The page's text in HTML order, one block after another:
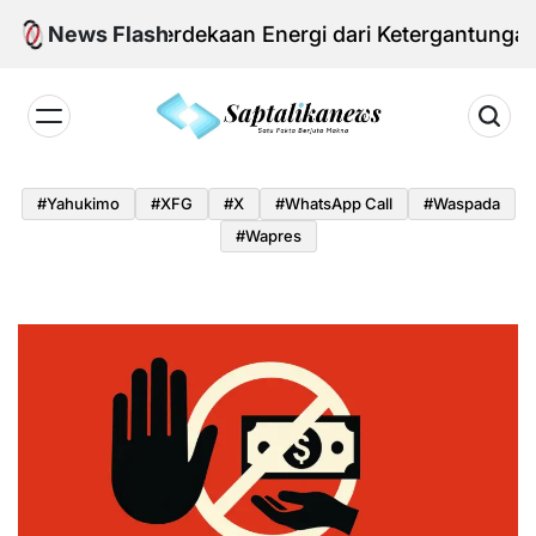
Skip
News Flash
Kemerdekaan Energi dari Ketergantungan Impor
#yahukimo #XFG #x #WhatsApp Call
#waspada
#Wapres